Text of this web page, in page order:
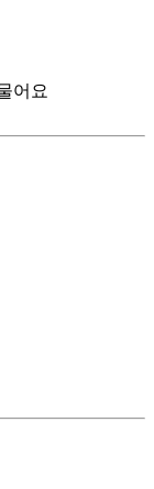
어요